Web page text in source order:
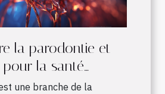
la parodontie et
pour la santé
une branche de la